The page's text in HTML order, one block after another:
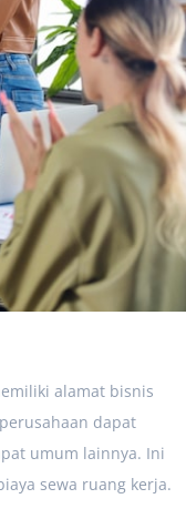
alamat bisnis
dapat
umum lainnya. Ini
sewa ruang kerja.